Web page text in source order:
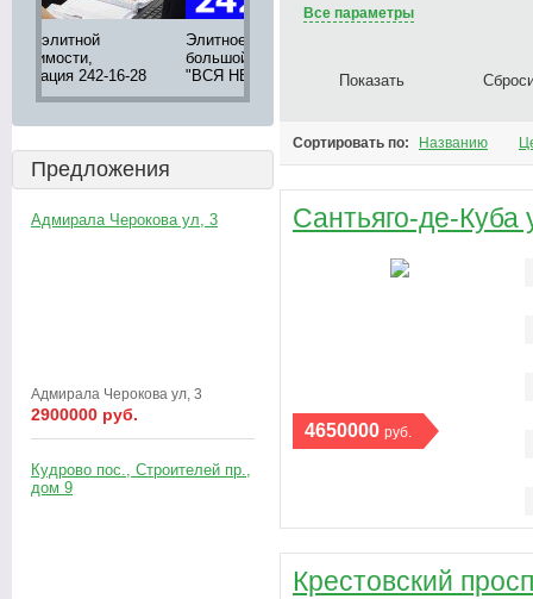
Элитное жилье продажа,
большой выбор в агентстве
"ВСЯ НЕДВИЖИМОСТЬ"
тел. 242-
Предложения
Адмирала Черокова ул, 3
Адмирала Черокова ул, 3
2900000 руб.
Кудрово пос., Строителей пр.,
дом 9
Все параметры
Показать
Сортировать по: Названию
Сантьяго-де-Куба
4650000 руб.
Крестовский